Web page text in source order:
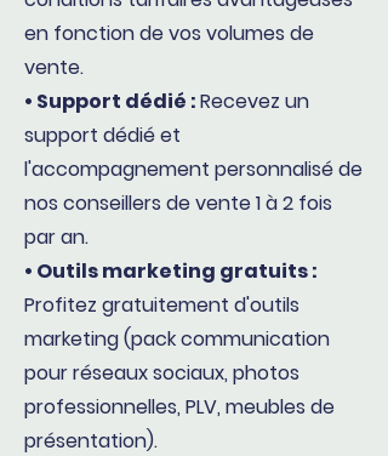
en fonction de vos volumes de
vente.
• Support dédié :Recevez un
support dédié et
l'accompagnement personnalisé de
nos conseillers de vente 1 à 2 fois
par an.
• Outils marketing gratuits :
Profitez gratuitement d'outils
marketing (pack communication
pour réseaux sociaux, photos
professionnelles, PLV, meubles de
présentation).